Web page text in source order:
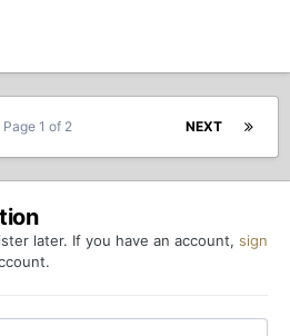
NEXT
Page 1 of 2
later. If you have an account, sign